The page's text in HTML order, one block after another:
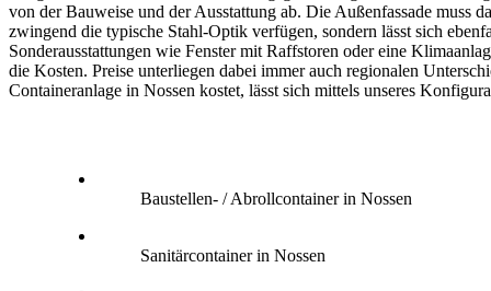
von der Bauweise und der Ausstattung ab. Die Außenfassade muss
zwingend die typische Stahl-Optik verfügen, sondern lässt sich
Sonderausstattungen wie Fenster mit Raffstoren oder eine
die Kosten. Preise unterliegen dabei immer auch regionalen
Containeranlage in Nossen kostet, lässt sich mittels unseres
Baustellen- / Abrollcontainer in Nossen
Sanitärcontainer in Nossen